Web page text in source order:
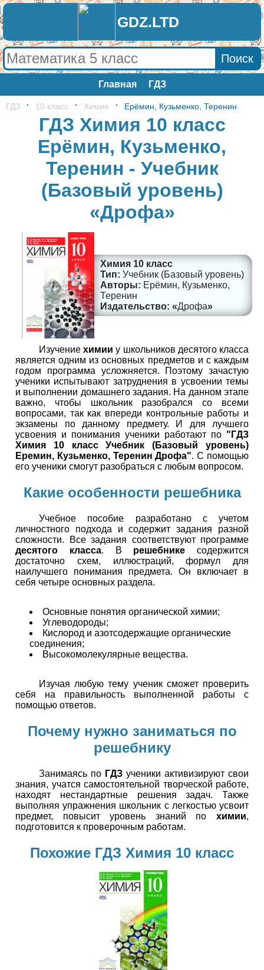
GDZ.LTD
Главная ГДЗ
ГДЗ 10 класс Химия Ерёмин, Кузьменко, Теренин
ГДЗ Химия 10 класс
Ерёмин, Кузьменко,
Теренин - Учебник
(Базовый уровень)
«Дрофа»
Химия 10 класс
Учебник (Базовый уровень)
Ерёмин, Кузьменко,
Теренин
Дрофа
Изучениехимии у школьников десятого класса
является одним из основных предметов и с каждым
годом программа усложняется. Поэтому зачастую
ученики испытывают затруднения в усвоении темы
и выполнении домашнего задания. На данном этапе
важно, чтобы школьник разобрался со всеми
вопросами, так как впереди контрольные работы и
экзамены по данному предмету. И для лучшего
усвоения и понимания ученики работают по "ГДЗ
Химия 10 класс Учебник (Базовый уровень)
Еремин, Кузьменко, Теренин Дрофа". С помощью
его ученики смогут разобраться с любым вопросом.
Какие особенности решебника
Учебное пособие разработано с учетом
личностного подхода и содержит задания разной
сложности. Все задания соответствуют программе
десятого класса. В решебнике содержится
достаточно схем, иллюстраций, формул для
наилучшего понимания предмета. Он включает в
себя четыре основных раздела.
Основные понятия органической химии;
Углеводороды;
Кислород и азотсодержащие органические
соединения;
Высокомолекулярные вещества.
Изучая любую тему ученик сможет проверить
себя на правильность выполненной работы с
помощью ответов.
Почему нужно заниматься по
решебнику
Занимаясь по ГДЗ ученики активизируют свои
знания, учатся самостоятельной творческой работе,
находят нестандартные решения задач. Также
выполняя упражнения школьник с легкостью усвоит
предмет, повысит уровень знаний по химии,
подготовится к проверочным работам.
Похожие ГДЗ Химия 10 класс
Химия
10 класс